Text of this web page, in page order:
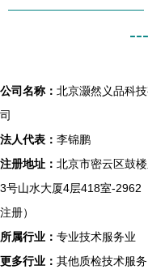
公司名称： 北京灏然义品科
司
法人代表： 李锦鹏
注册地址： 北京市密云区鼓
3号山水大厦4层418室-2962
注册）
所属行业： 专业技术服务业
更多行业： 其他质检技术服